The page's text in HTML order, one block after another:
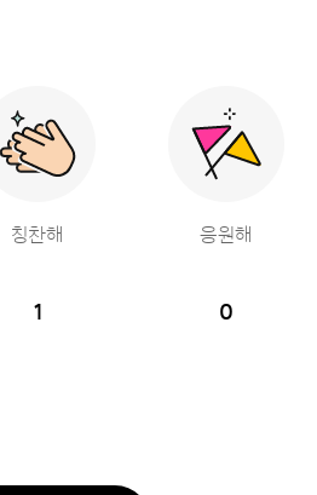
칭찬해
1
응원해
0